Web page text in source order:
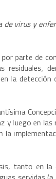
virus y
parte de
residuales,
la detección
y luego en
la
tanto en la